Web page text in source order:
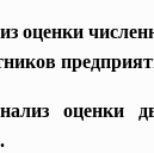
оценки
оценки